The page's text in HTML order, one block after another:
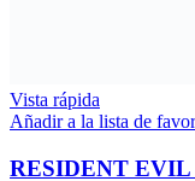
Vista rápida
Añadir a la lista de
RESIDENT